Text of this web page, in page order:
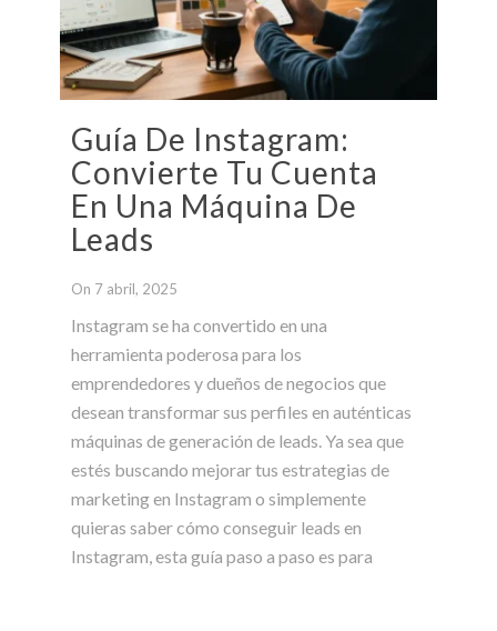
Guía De Instagram:
Convierte Tu Cuenta
En Una Máquina De
Leads
On 7 abril, 2025
Instagram se ha convertido en una
herramienta poderosa para los
emprendedores y dueños de negocios que
desean transformar sus perfiles en auténticas
máquinas de generación de leads. Ya sea que
estés buscando mejorar tus estrategias de
marketing en Instagram o simplemente
quieras saber cómo conseguir leads en
Instagram, esta guía paso a paso es para